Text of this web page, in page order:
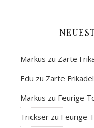
Markus zu Zarte
Edu zu Zarte
Markus zu Feurige
Trickser zu Feurige